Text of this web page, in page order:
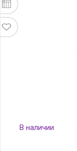
В наличии